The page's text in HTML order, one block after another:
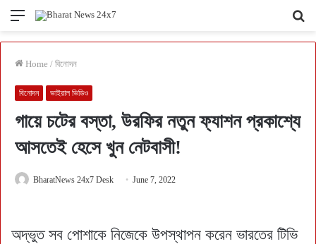
Menu
Home / বিনোদন
বিনোদন ভাইরাল ভিডিও
গায়ে চটের বস্তা, উরফির নতুন ফ্যাশন প্রকাশ্যে
আসতেই হেসে খুন নেটবাসী!
BharatNews 24x7 Desk June 7, 2022
অদ্ভুত সব পোশাকে নিজেকে উপস্থাপন করেন ভারতের টিভি